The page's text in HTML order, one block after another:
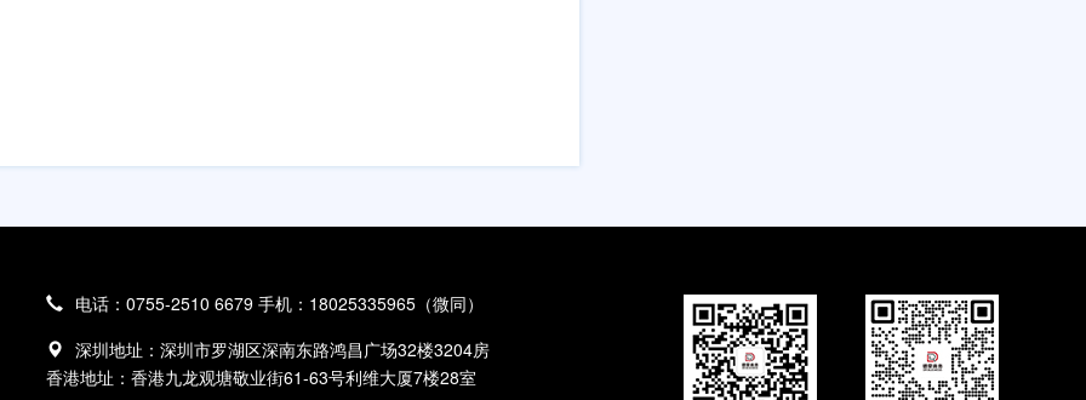
电话：0755-2510 6679 手机：18025335965（微同）
深圳地址：深圳市罗湖区深南东路鸿昌广场32楼3204房
香港地址：香港九龙观塘敬业街61-63号利维大厦7楼28室